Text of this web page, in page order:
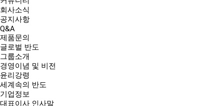
회사소식
공지사항
Q&A
제품문의
글로벌 반도
그룹소개
경영이념 및 비전
윤리강령
세계속의 반도
기업정보
대표이사 인사말